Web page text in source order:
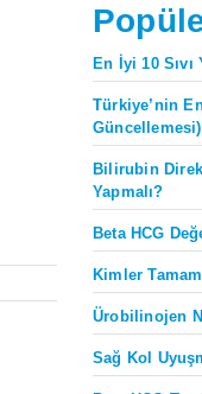
En İyi 10
Türkiye’nin
Güncellemesi)
Bilirubin
Yapmalı?
Beta HCG
Kimler
Ürobilinojen
Sağ Kol